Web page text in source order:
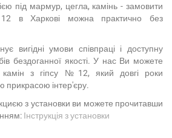
під мармур, цегла, камінь - замовити
12 в Харкові можна практично без
вигідні умови співпраці і доступну
бездоганної якості. У нас Ви можете
камін з гіпсу №12, який довгі роки
прикрасою інтер'єру.
з установки ви можете прочитавши
Інструкція з установки